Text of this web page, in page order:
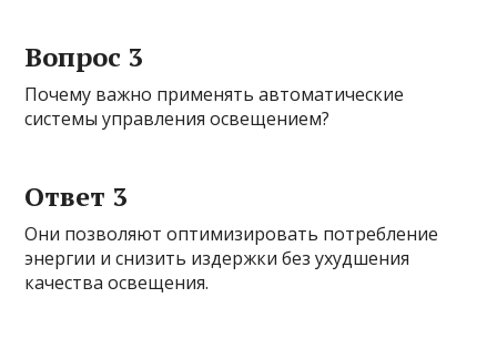
Вопрос 3
Почему важно применять автоматические
системы управления освещением?
Ответ 3
Они позволяют оптимизировать потребление
энергии и снизить издержки без ухудшения
качества освещения.